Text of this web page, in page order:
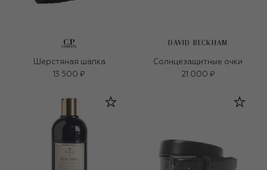
Шерстяная шапка
13 500 ₽
DAVID BECKHAM
Солнцезащитные очки
21 000 ₽